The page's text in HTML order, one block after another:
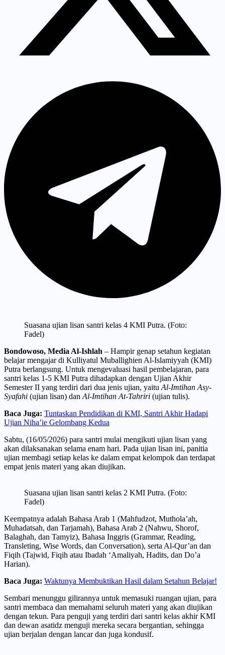
Suasana ujian lisan santri kelas 4 KMI Putra. (Foto:
Fadel)
Bondowoso, Media Al-Ishlah – Hampir genap setahun kegiatan
belajar mengajar di Kulliyatul Muballighien Al-Islamiyyah (KMI)
Putra berlangsung. Untuk mengevaluasi hasil pembelajaran, para
santri kelas 1-5 KMI Putra dihadapkan dengan Ujian Akhir
Semester II yang terdiri dari dua jenis ujian, yaitu Al-Imtihan Asy-
Syafahi (ujian lisan) dan Al-Imtihan At-Tahriri (ujian tulis).
Baca Juga: Tuntaskan Pendidikan di KMI, Santri Akhir Hadapi
Ujian Niha’ie Gelombang Kedua
Sabtu, (16/05/2026) para santri mulai mengikuti ujian lisan yang
akan dilaksanakan selama enam hari. Pada ujian lisan ini, panitia
ujian membagi setiap kelas ke dalam empat kelompok dan terdapat
empat jenis materi yang akan diujikan.
Suasana ujian lisan santri kelas 2 KMI Putra. (Foto:
Fadel)
Keempatnya adalah Bahasa Arab 1 (Mahfudzot, Muthola’ah,
Muhadatsah, dan Tarjamah), Bahasa Arab 2 (Nahwu, Shorof,
Balaghah, dan Tamyiz), Bahasa Inggris (Grammar, Reading,
Transleting, Wise Words, dan Conversation), serta Al-Qur’an dan
Fiqih (Tajwid, Fiqih atau Ibadah ‘Amaliyah, Hadits, dan Do’a
Harian).
Baca Juga: Waktunya Membuktikan Hasil dalam Setahun Belajar!
Sembari menunggu gilirannya untuk memasuki ruangan ujian, para
santri membaca dan memahami seluruh materi yang akan diujikan
dengan tekun. Para penguji yang terdiri dari santri kelas akhir KMI
dan dewan asatidz menguji mereka secara bergantian, sehingga
ujian berjalan dengan lancar dan juga kondusif.